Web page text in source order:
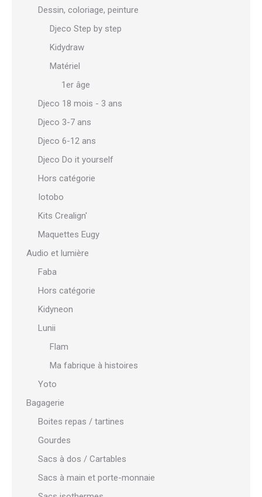
Dessin, coloriage, peinture
Djeco Step by step
Kidydraw
Matériel
1er âge
Djeco 18 mois - 3 ans
Djeco 3-7 ans
Djeco 6-12 ans
Djeco Do it yourself
Hors catégorie
Iotobo
Kits Crealign'
Maquettes Eugy
Audio et lumière
Faba
Hors catégorie
Kidyneon
Lunii
Flam
Ma fabrique à histoires
Yoto
Bagagerie
Boites repas / tartines
Gourdes
Sacs à dos / Cartables
Sacs à main et porte-monnaie